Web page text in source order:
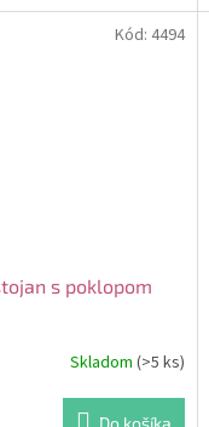
s poklopom
Skladom (>5 ks)
Kód: 4494